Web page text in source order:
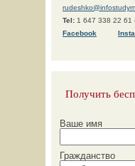
Tel: 1 647 338 22 61
Facebook
Получить
Ваше имя
Гражданство